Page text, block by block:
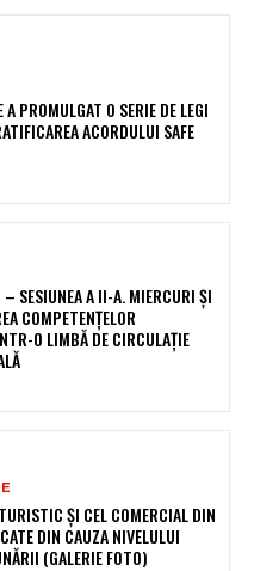
A PROMULGAT O SERIE DE LEGI
ACORDULUI SAFE
– SESIUNEA A II-A. MIERCURI ȘI
COMPETENȚELOR
O LIMBĂ DE CIRCULAȚIE
ȘI CEL COMERCIAL DIN
DIN CAUZA NIVELULUI
(GALERIE FOTO)